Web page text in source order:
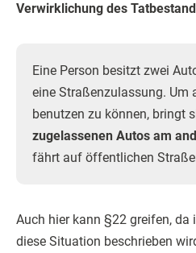
Verwirklichung des
Eine Person besitzt zwei
eine Straßenzulassung. Um
benutzen zu können, bringt
zugelassenen Autos am
fährt auf öffentlichen
Auch hier kann §22 greifen, da
diese Situation beschrieben